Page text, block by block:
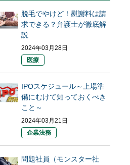
脱毛でやけど！慰謝料は請
求できる？弁護士が徹底解
説
2024年03月28日
医療
IPOスケジュール～上場準
備にむけて知っておくべき
こと～
2024年03月21日
企業法務
問題社員（モンスター社